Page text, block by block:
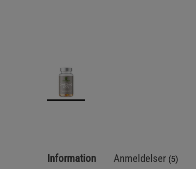
Information Anmeldelser (5)